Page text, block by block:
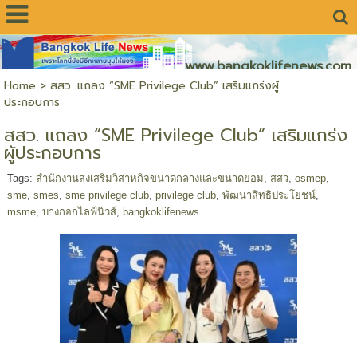
www.bangkoklifenews.com
Home > สสว. แถลง “SME Privilege Club” เสริมแกร่งผู้
ประกอบการ
สสว. แถลง “SME Privilege Club” เสริมแกร่ง
ผู้ประกอบการ
Tags: สำนักงานส่งเสริมวิสาหกิจขนาดกลางและขนาดย่อม สสว, osmep,
sme, smes sme privilege club, privilege club, พัฒนาสิทธิประโยชน์,
msme, บางกอกไลฟ์นิวส์, bangkoklifenews